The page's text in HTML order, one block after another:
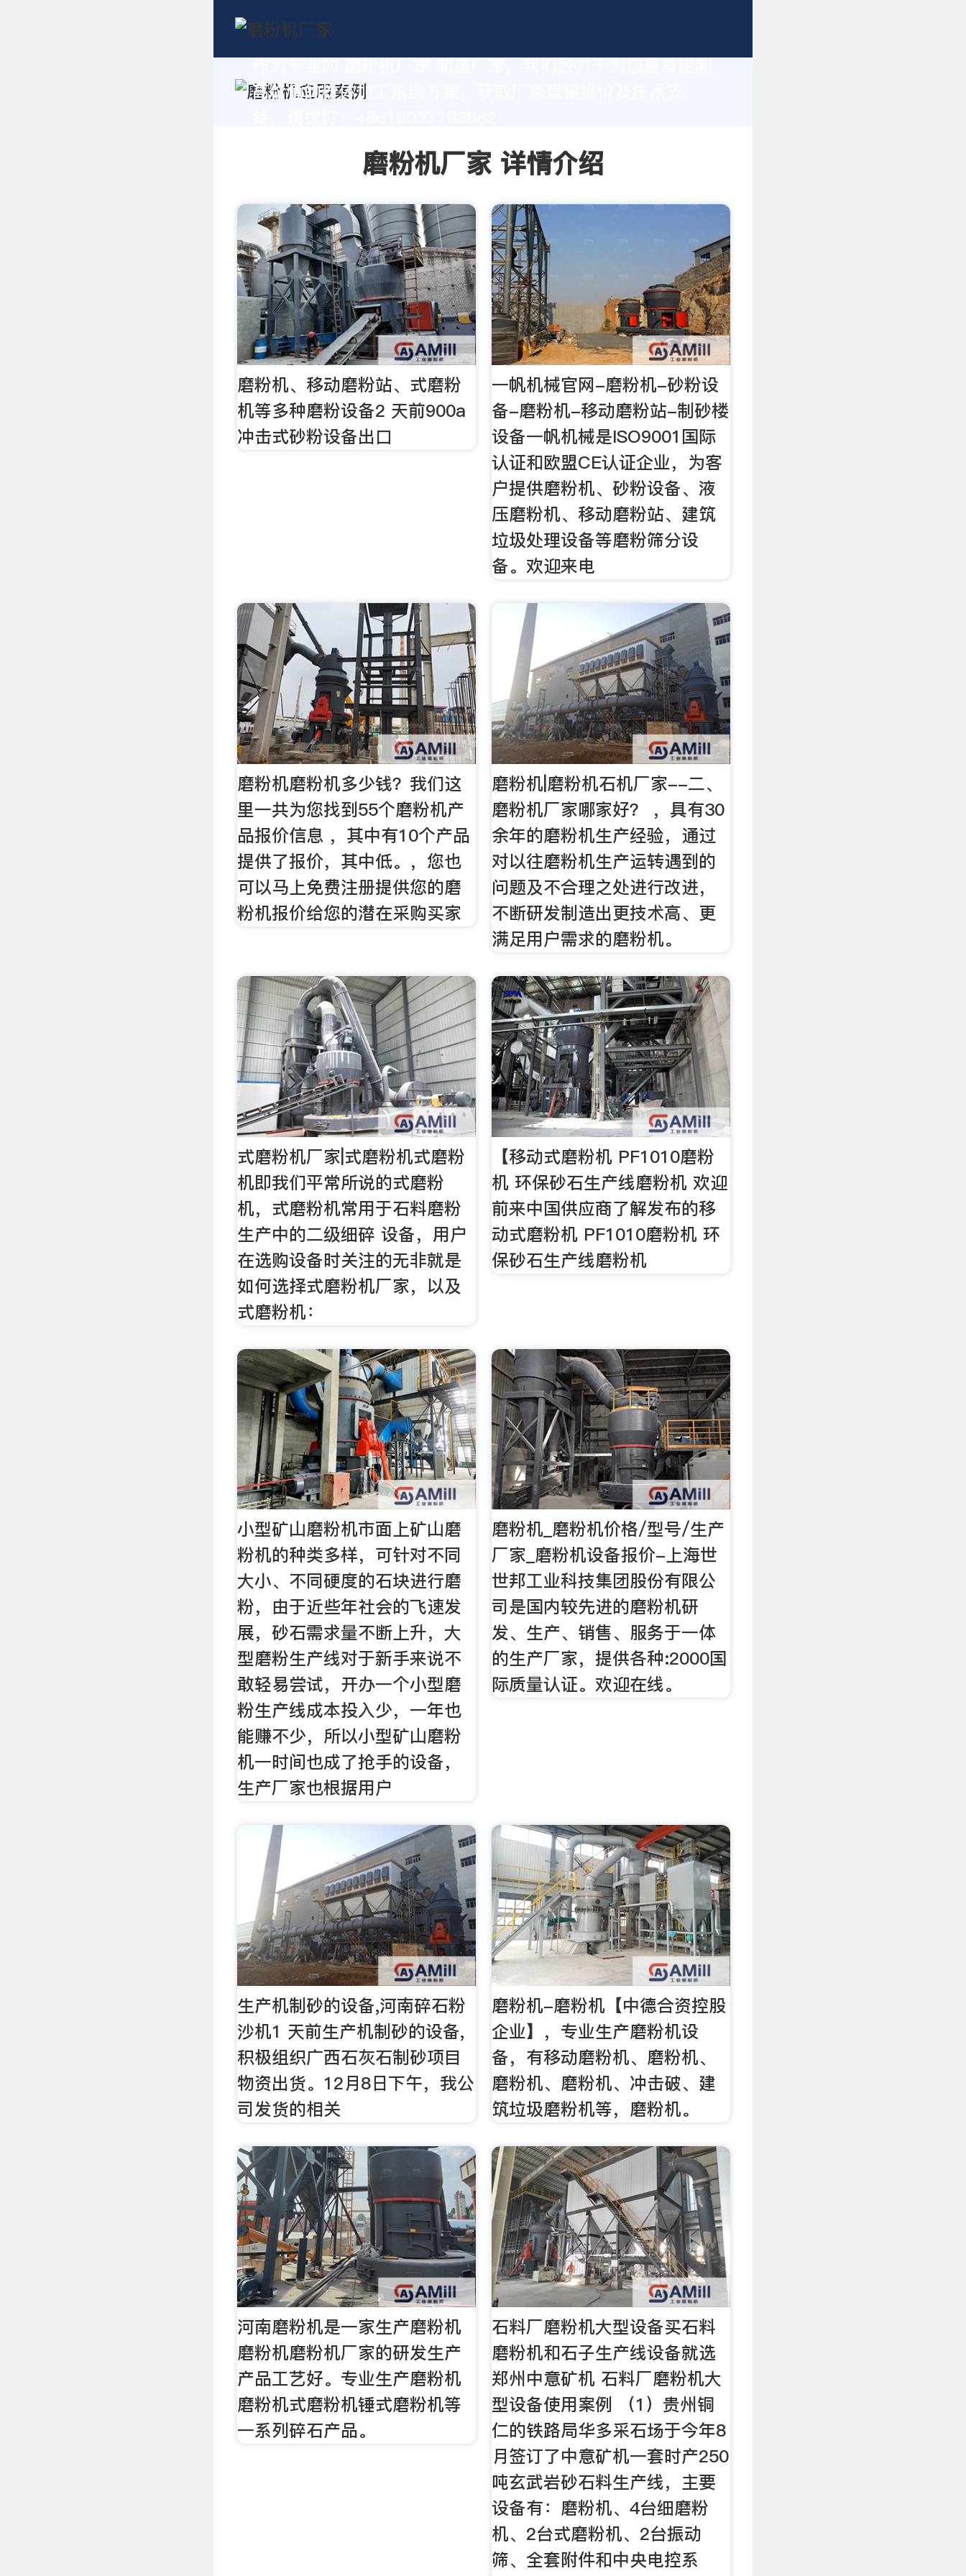
高价值的粉体加工系统方案。获取厂家直销报价及技术支
磨粉机厂家 详情介绍
磨粉机、移动磨粉站、式磨粉
机等多种磨粉设备2 天前900a
冲击式砂粉设备出口
一帆机械官网-磨粉机-砂粉设
备-磨粉机-移动磨粉站-制砂楼
设备一帆机械是ISO9001国际
认证和欧盟CE认证企业，为客
户提供磨粉机、砂粉设备、液
压磨粉机、移动磨粉站、建筑
垃圾处理设备等磨粉筛分设
备。欢迎来电
磨粉机磨粉机多少钱？我们这
里一共为您找到55个磨粉机产
品报价信息 ，其中有10个产品
提供了报价，其中低。，您也
可以马上免费注册提供您的磨
粉机报价给您的潜在采购买家
磨粉机|磨粉机石机厂家--二、
磨粉机厂家哪家好？ ，具有30
余年的磨粉机生产经验，通过
对以往磨粉机生产运转遇到的
问题及不合理之处进行改进，
不断研发制造出更技术高、更
满足用户需求的磨粉机。
式磨粉机厂家|式磨粉机式磨粉
机即我们平常所说的式磨粉
机，式磨粉机常用于石料磨粉
生产中的二级细碎 设备，用户
在选购设备时关注的无非就是
如何选择式磨粉机厂家，以及
式磨粉机：
【移动式磨粉机 PF1010磨粉
机 环保砂石生产线磨粉机 欢迎
前来中国供应商了解发布的移
动式磨粉机 PF1010磨粉机 环
保砂石生产线磨粉机
小型矿山磨粉机市面上矿山磨
粉机的种类多样，可针对不同
大小、不同硬度的石块进行磨
粉，由于近些年社会的飞速发
展，砂石需求量不断上升，大
型磨粉生产线对于新手来说不
敢轻易尝试，开办一个小型磨
粉生产线成本投入少，一年也
能赚不少，所以小型矿山磨粉
机一时间也成了抢手的设备，
生产厂家也根据用户
磨粉机_磨粉机价格/型号/生产
厂家_磨粉机设备报价-上海世
世邦工业科技集团股份有限公
司是国内较先进的磨粉机研
发、生产、销售、服务于一体
的生产厂家，提供各种:2000国
际质量认证。欢迎在线。
生产机制砂的设备,河南碎石粉
沙机1 天前生产机制砂的设备,
积极组织广西石灰石制砂项目
物资出货。12月8日下午，我公
司发货的相关
磨粉机-磨粉机【中德合资控股
企业】，专业生产磨粉机设
备，有移动磨粉机、磨粉机、
磨粉机、磨粉机、冲击破、建
筑垃圾磨粉机等，磨粉机。
河南磨粉机是一家生产磨粉机
磨粉机磨粉机厂家的研发生产
产品工艺好。专业生产磨粉机
磨粉机式磨粉机锤式磨粉机等
一系列碎石产品。
石料厂磨粉机大型设备买石料
磨粉机和石子生产线设备就选
郑州中意矿机 石料厂磨粉机大
型设备使用案例 （1）贵州铜
仁的铁路局华多采石场于今年8
月签订了中意矿机一套时产250
吨玄武岩砂石料生产线，主要
设备有：磨粉机、4台细磨粉
机、2台式磨粉机、2台振动
筛、全套附件和中央电控系